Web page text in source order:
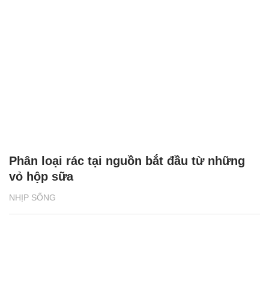
NHỊP SỐNG
Phân loại rác tại nguồn bắt đầu từ những
vỏ hộp sữa